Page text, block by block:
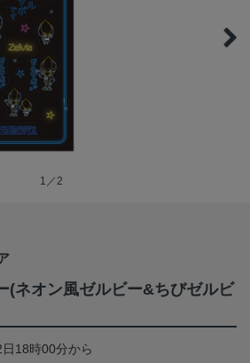
1／2
(ネオン風ゼルビー&ちびゼルビ
18時00分から